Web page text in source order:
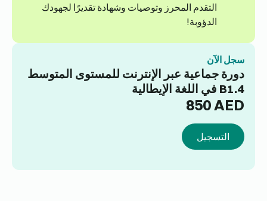
التقدم المحرز وتوصيات وشهادة تقديرًا لجهودك
الدؤوبة!
سجل الآن
دورة جماعية عبر الإنترنت للمستوى المتوسط
B1.4 في اللغة الإيطالية
850AED
التسجيل